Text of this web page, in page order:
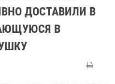
ДОСТАВИЛИ В
В